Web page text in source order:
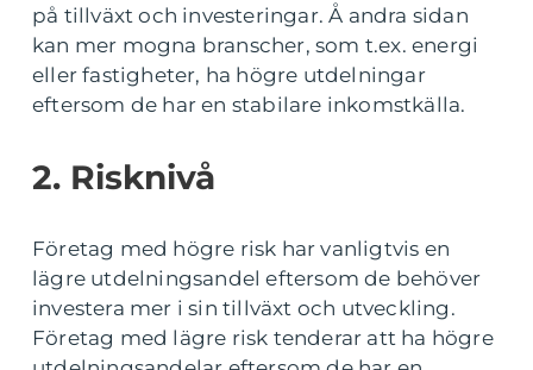
på tillväxt och investeringar. Å andra sidan
kan mer mogna branscher, som t.ex. energi
eller fastigheter, ha högre utdelningar
eftersom de har en stabilare inkomstkälla.
2. Risknivå
Företag med högre risk har vanligtvis en
lägre utdelningsandel eftersom de behöver
investera mer i sin tillväxt och utveckling.
Företag med lägre risk tenderar att ha högre